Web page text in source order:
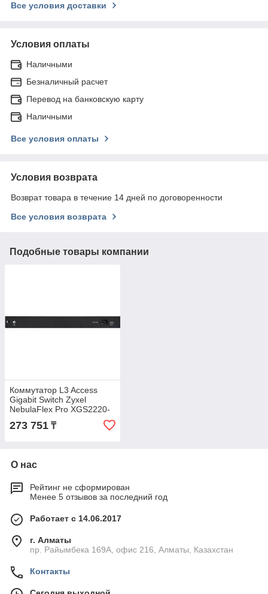
Все условия доставки
Условия оплаты
Наличными
Безналичный расчет
Перевод на банковскую карту
Наличными
Все условия оплаты
Условия возврата
Возврат товара в течение 14 дней по договоренности
Все условия возврата
Подобные товары компании
Коммутатор L3 Access
Gigabit Switch Zyxel
NebulaFlex Pro XGS2220-
30, 24xRJ-45: 1G, 2xRJ-
45: 1/2.5/5/10G,
273 751 ₸
О нас
Рейтинг не сформирован
Менее 5 отзывов за последний год
Работает с 14.06.2017
г. Алматы
пр. Райымбека 169А, офис 216, Алматы, Казахстан
Контакты